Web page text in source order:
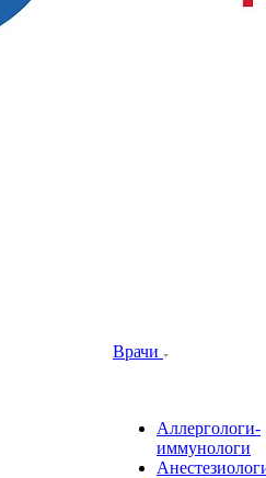
Врачи
Аллергологи-
иммунологи